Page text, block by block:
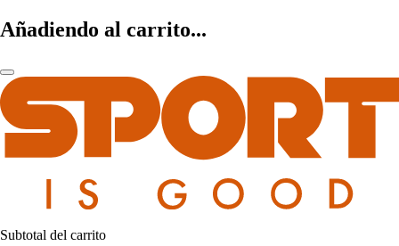
Añadiendo al carrito...
Subtotal del carrito